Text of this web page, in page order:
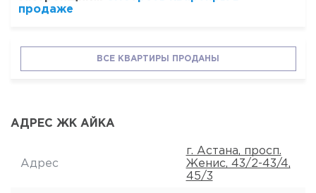
продаже
ВСЕ КВАРТИРЫ ПРОДАНЫ
АДРЕС ЖК АЙКА
Адрес
г. Астана, просп.
Женис, 43/2-43/4,
45/3